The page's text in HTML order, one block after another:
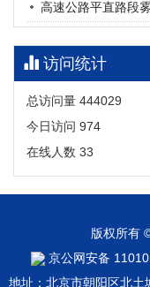
访问统计
总访问量 444029
今日访问 974
在线人数 33
版权所有
京公网安备
地址：北京市朝阳区北